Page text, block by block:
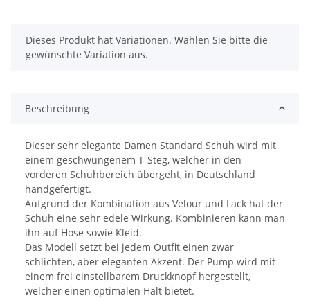
x
Dieses Produkt hat Variationen. Wählen Sie bitte die
gewünschte Variation aus.
Beschreibung
Dieser sehr elegante Damen Standard Schuh wird mit
einem geschwungenem T-Steg, welcher in den
vorderen Schuhbereich übergeht, in Deutschland
handgefertigt.
Aufgrund der Kombination aus Velour und Lack hat der
Schuh eine sehr edele Wirkung. Kombinieren kann man
ihn auf Hose sowie Kleid.
Das Modell setzt bei jedem Outfit einen zwar
schlichten, aber eleganten Akzent. Der Pump wird mit
einem frei einstellbarem Druckknopf hergestellt,
welcher einen optimalen Halt bietet.